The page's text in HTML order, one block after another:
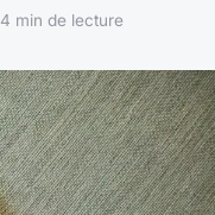
4 min de lecture